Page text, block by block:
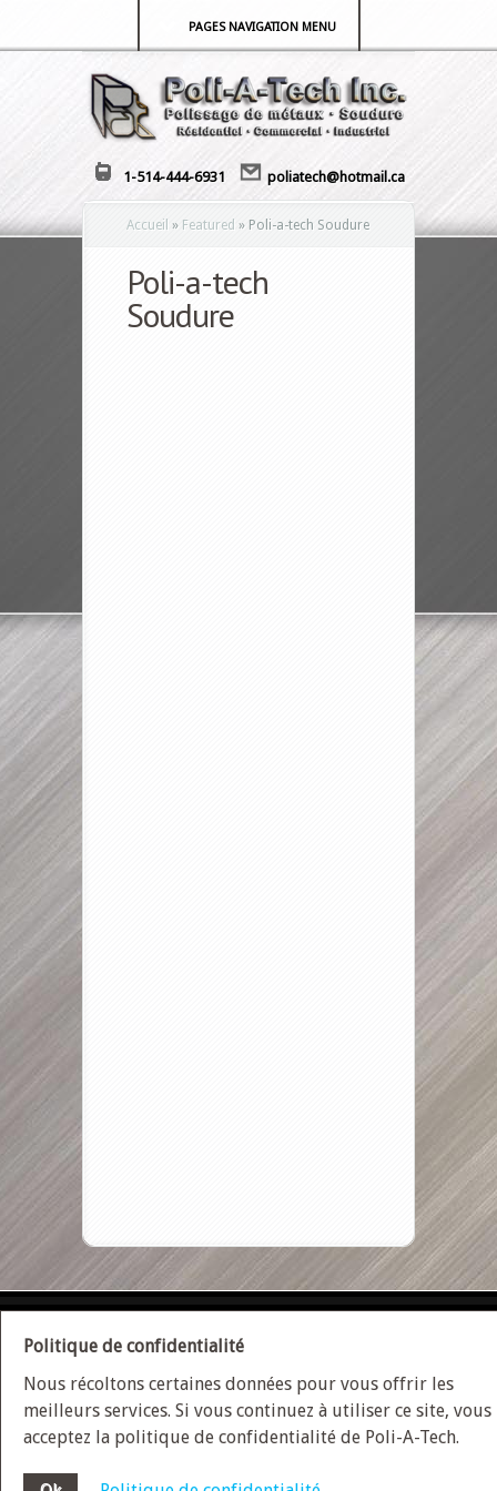
PAGES NAVIGATION MENU
1-514-444-6931 poliatech@hotmail.ca
Accueil » Featured » Poli-a-tech Soudure
Poli-a-tech
Soudure
POLITIQUE DE CONFIDENTIALITÉ
Politique de confidentialité
Nous récoltons certaines données pour vous offrir les
meilleurs services. Si vous continuez à utiliser ce site, vous
acceptez la politique de confidentialité de Poli-A-Tech.